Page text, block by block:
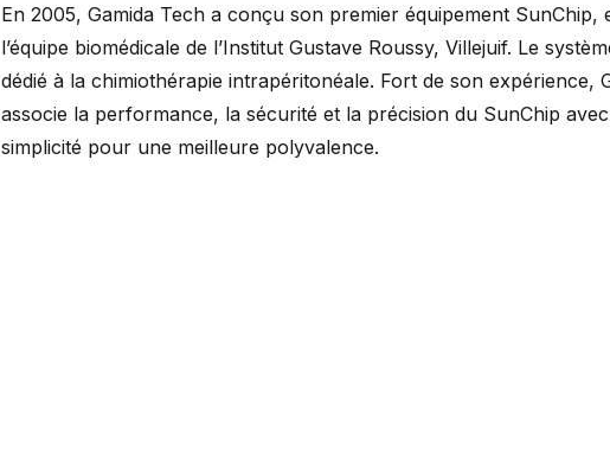
En 2005, Gamida Tech a conçu son premier équipement
l’équipe biomédicale de l’Institut Gustave Roussy, Villejuif. Le
dédié à la chimiothérapie intrapéritonéale. Fort de son expérience,
associe la performance, la sécurité et la précision du SunChip
simplicité pour une meilleure polyvalence.